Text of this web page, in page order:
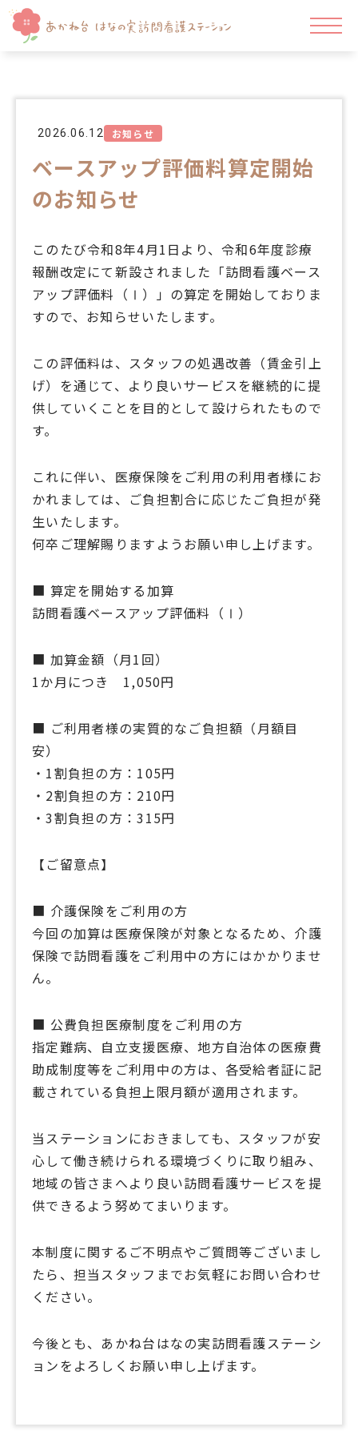
2026.06.12 お知らせ
ベースアップ評価料算定開始
のお知らせ
このたび令和8年4月1日より、令和6年度診療
報酬改定にて新設されました「訪問看護ベース
アップ評価料（Ⅰ）」の算定を開始しておりま
すので、お知らせいたします。
この評価料は、スタッフの処遇改善（賃金引上
げ）を通じて、より良いサービスを継続的に提
供していくことを目的として設けられたもので
す。
これに伴い、医療保険をご利用の利用者様にお
かれましては、ご負担割合に応じたご負担が発
生いたします。
何卒ご理解賜りますようお願い申し上げます。
■ 算定を開始する加算
訪問看護ベースアップ評価料（Ⅰ）
■ 加算金額（月1回）
1か月につき 1,050円
■ ご利用者様の実質的なご負担額（月額目
安）
・1割負担の方：105円
・2割負担の方：210円
・3割負担の方：315円
【ご留意点】
■ 介護保険をご利用の方
今回の加算は医療保険が対象となるため、介護
保険で訪問看護をご利用中の方にはかかりませ
ん。
■ 公費負担医療制度をご利用の方
指定難病、自立支援医療、地方自治体の医療費
助成制度等をご利用中の方は、各受給者証に記
載されている負担上限月額が適用されます。
当ステーションにおきましても、スタッフが安
心して働き続けられる環境づくりに取り組み、
地域の皆さまへより良い訪問看護サービスを提
供できるよう努めてまいります。
本制度に関するご不明点やご質問等ございまし
たら、担当スタッフまでお気軽にお問い合わせ
ください。
今後とも、あかね台はなの実訪問看護ステーシ
ョンをよろしくお願い申し上げます。